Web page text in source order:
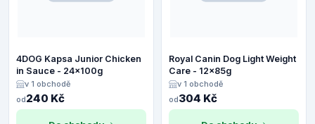
4DOG Kapsa Junior Chicken
in Sauce - 24x100g
v 1 obchodě
od240 Kč
Royal Canin Dog Light Weight
Care - 12x85g
v 1 obchodě
od304 Kč